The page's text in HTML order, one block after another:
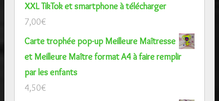
XXL TikTok et smartphone à télécharger
7,00€
Carte trophée pop-up Meilleure Maîtresse
et Meilleure Maître format A4 à faire remplir
par les enfants
4,50€